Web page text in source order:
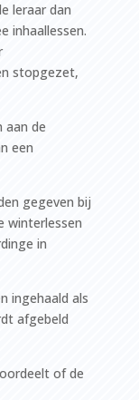
leraar dan
inhaallessen.
stopgezet,
aan de
een
gegeven bij
winterlessen
in
ingehaald als
afgebeld
of de